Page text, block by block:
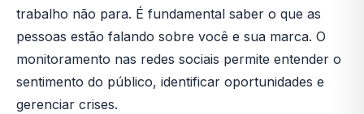
trabalho não para. É fundamental saber o que as
pessoas estão falando sobre você e sua marca. O
monitoramento nas redes sociais permite entender o
sentimento do público, identificar oportunidades e
gerenciar crises.